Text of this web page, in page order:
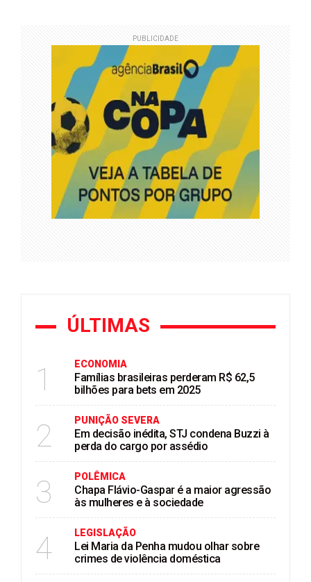
PUBLICIDADE
ÚLTIMAS
1 ECONOMIA
Famílias brasileiras perderam R$ 62,5
bilhões para bets em 2025
2 PUNIÇÃO SEVERA
Em decisão inédita, STJ condena Buzzi à
perda do cargo por assédio
3 POLÊMICA
Chapa Flávio-Gaspar é a maior agressão
às mulheres e à sociedade
4 LEGISLAÇÃO
Lei Maria da Penha mudou olhar sobre
crimes de violência doméstica